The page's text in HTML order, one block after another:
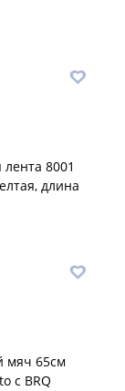
8001
длина
мяч 65см
с BRQ